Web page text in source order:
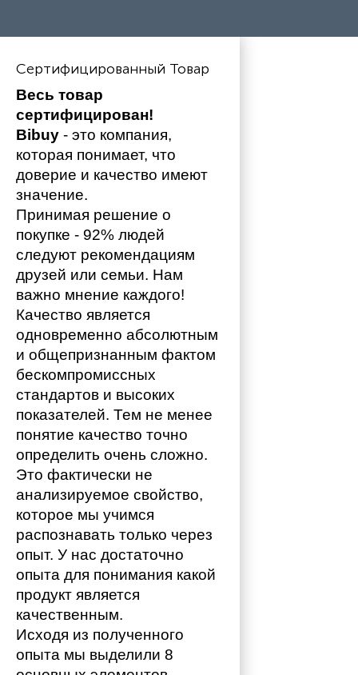
Сертифицированный Товар
Весь товар
сертифицирован!
Bibuy - это компания,
которая понимает, что
доверие и качество имеют
значение.
Принимая решение о
покупке - 92% людей
следуют рекомендациям
друзей или семьи. Нам
важно мнение каждого!
Качество является
одновременно абсолютным
и общепризнанным фактом
бескомпромиссных
стандартов и высоких
показателей. Тем не менее
понятие качество точно
определить очень сложно.
Это фактически не
анализируемое свойство,
которое мы учимся
распознавать только через
опыт. У нас достаточно
опыта для понимания какой
продукт является
качественным.
Исходя из полученного
опыта мы выделили 8